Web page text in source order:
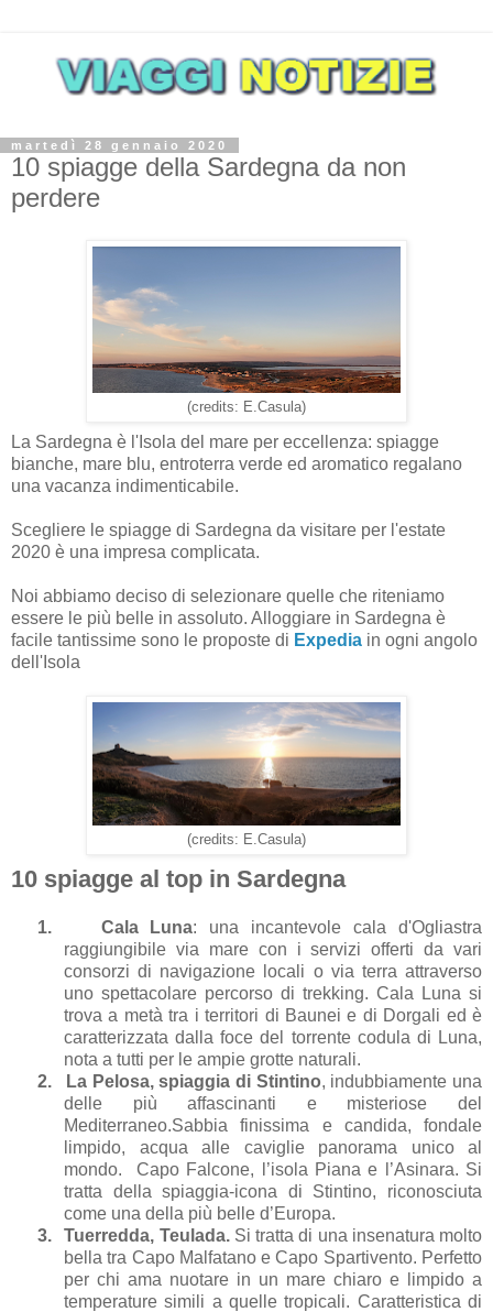
martedì 28 gennaio 2020
10 spiagge della Sardegna da non
perdere
(credits: E.Casula)
La Sardegna è l'Isola del mare per eccellenza: spiagge
bianche, mare blu, entroterra verde ed aromatico regalano
una vacanza indimenticabile.
Scegliere le spiagge di Sardegna da visitare per l'estate
2020 è una impresa complicata.
Noi abbiamo deciso di selezionare quelle che riteniamo
essere le più belle in assoluto. Alloggiare in Sardegna è
facile tantissime sono le proposte di Expedia in ogni angolo
dell'Isola
(credits: E.Casula)
10 spiagge al top in Sardegna
1. Cala Luna: una incantevole cala d'Ogliastra
raggiungibile via mare con i servizi offerti da vari
consorzi di navigazione locali o via terra attraverso
uno spettacolare percorso di trekking. Cala Luna si
trova a metà tra i territori di Baunei e di Dorgali ed è
caratterizzata dalla foce del torrente codula di Luna,
nota a tutti per le ampie grotte naturali.
2.
La Pelosa, spiaggia di Stintino, indubbiamente una
delle più affascinanti e misteriose del
Mediterraneo.Sabbia finissima e candida, fondale
limpido, acqua alle caviglie panorama unico al
mondo. Capo Falcone, l’isola Piana e l’Asinara. Si
tratta della spiaggia-icona di Stintino, riconosciuta
come una della più belle d’Europa.
3.
Tuerredda, Teulada.Si tratta di una insenatura molto
bella tra Capo Malfatano e Capo Spartivento. Perfetto
per chi ama nuotare in un mare chiaro e limpido a
temperature simili a quelle tropicali. Caratteristica di